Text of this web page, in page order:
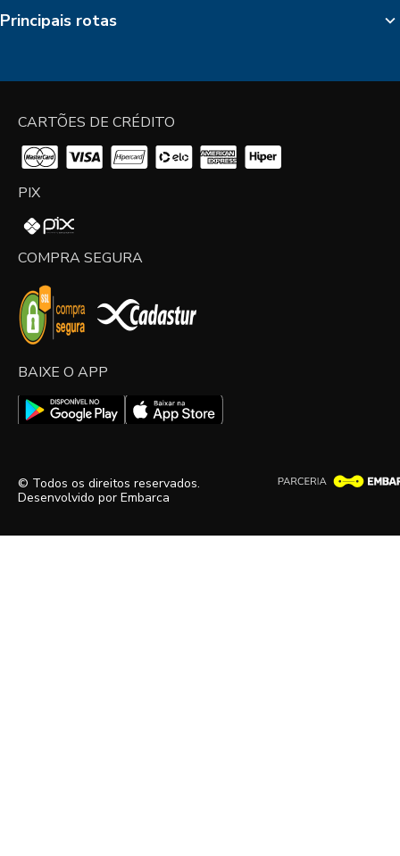
Principais rotas
CARTÕES DE CRÉDITO
PIX
COMPRA SEGURA
BAIXE O APP
© Todos os direitos reservados.
Desenvolvido por Embarca